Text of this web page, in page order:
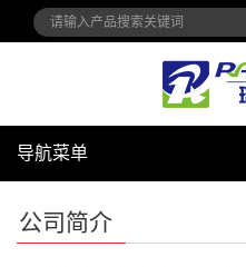
导航菜单
公司简介